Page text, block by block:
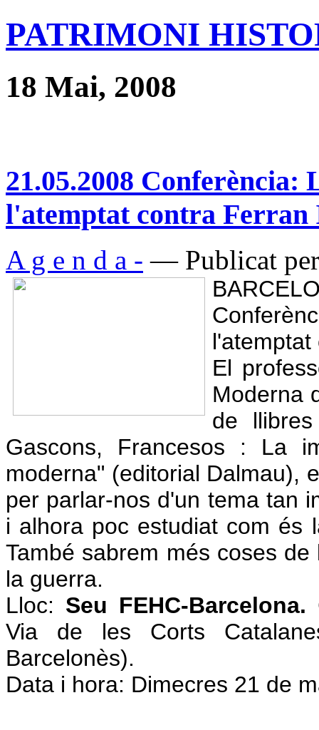
PATRIMONI
18 Mai, 2008
21.05.2008
l'atemptat contra
A g e n d a - — Publicat
El
Moderna
de
Gascons, Francesos : La
moderna" (editorial Dalmau),
per parlar-nos d'un tema tan
i alhora poc estudiat com és
També sabrem més coses
la guerra.
Lloc: Seu FEHC-Barcelona.
Via de les Corts
Barcelonès).
Data i hora: Dimecres 21 de